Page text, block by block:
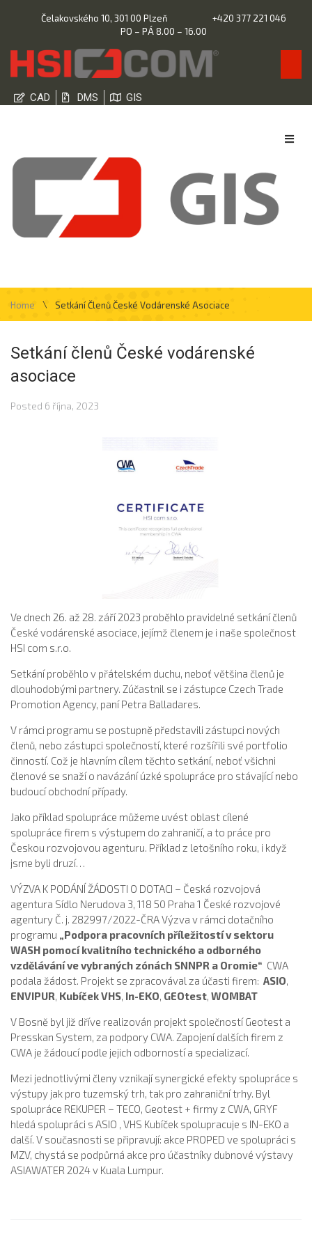
Čelakovského 10, 301 00 Plzeň
+420 377 221 046
PO – PÁ 8.00 – 16.00
CAD DMS GIS
Home \ Setkání Členů České Vodárenské Asociace
Setkání členů České vodárenské
asociace
Posted 6 října, 2023
Ve dnech 26. až 28. září 2023 proběhlo pravidelné setkání členů
České vodárenské asociace, jejímž členem je i naše společnost
HSI com s.r.o.
Setkání proběhlo v přátelském duchu, neboť většina členů je
dlouhodobými partnery. Zúčastnil se i zástupce Czech Trade
Promotion Agency, paní Petra Balladares.
V rámci programu se postupně představili zástupci nových
členů, nebo zástupci společností, které rozšířili své portfolio
činností. Což je hlavním cílem těchto setkání, neboť všichni
členové se snaží o navázání úzké spolupráce pro stávající nebo
budoucí obchodní případy.
Jako příklad spolupráce můžeme uvést oblast cílené
spolupráce firem s výstupem do zahraničí, a to práce pro
Českou rozvojovou agenturu. Příklad z letošního roku, i když
jsme byli druzí…
VÝZVA K PODÁNÍ ŽÁDOSTI O DOTACI – Česká rozvojová
agentura Sídlo Nerudova 3, 118 50 Praha 1 České rozvojové
agentury Č. j. 282997/2022-ČRA Výzva v rámci dotačního
programu „Podpora pracovních příležitostí v sektoru
WASH pomocí kvalitního technického a odborného
vzdělávání ve vybraných zónách SNNPR a Oromie“ CWA
podala žádost. Projekt se zpracovával za účasti firem: ASIO,
ENVIPUR, Kubíček VHS, In-EKO, GEOtest, WOMBAT
V Bosně byl již dříve realizován projekt společností Geotest a
Presskan System, za podpory CWA. Zapojení dalších firem z
CWA je žádoucí podle jejich odborností a specializací.
Mezi jednotlivými členy vznikají synergické efekty spolupráce s
výstupy jak pro tuzemský trh, tak pro zahraniční trhy. Byl
spolupráce REKUPER – TECO, Geotest + firmy z CWA, GRYF
hledá spolupráci s ASIO , VHS Kubíček spolupracuje s IN-EKO a
další. V současnosti se připravují: akce PROPED ve spolupráci s
MZV, chystá se podpůrná akce pro účastníky dubnové výstavy
ASIAWATER 2024 v Kuala Lumpur.